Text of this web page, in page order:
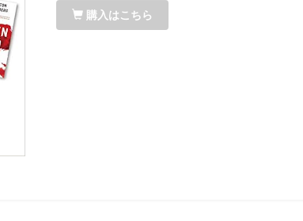
購入はこちら